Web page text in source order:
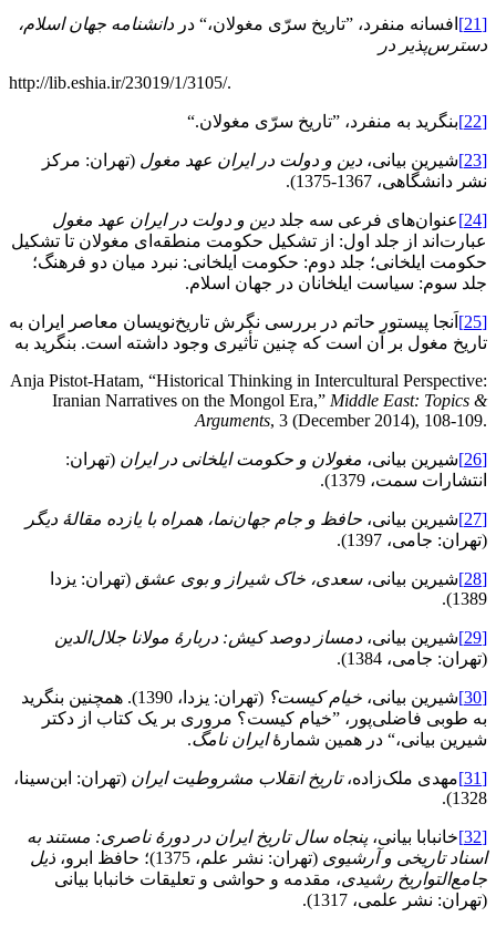
[21] افسانه منفرد، ”تاریخ سرّی مغولان،“ در دانشنامه جهان اسلام،
دسترسپذیر در
http://lib.eshia.ir/23019/1/3105/.
[22] بنگرید به منفرد، ”تاریخ سرّی مغولان.“
[23] شیرین بیانی، دین و دولت در ایران عهد مغول (تهران: مرکز
نشر دانشگاهی، 1367-1375).
[24] عنوان‌های فرعی سه جلد دین و دولت در ایران عهد مغول
عبارت‌اند از جلد اول: از تشکیل حکومت منطقه‌ای مغولان تا تشکیل
حکومت ایلخانی؛ جلد دوم: حکومت ایلخانی: نبرد میان دو فرهنگ؛
جلد سوم: سیاست ایلخانان در جهان اسلام.
[25]
اَنجا پیستور حاتم در بررسی نگرش تاریخ‌نویسان معاصر ایران به
تاریخ مغول بر آن است که چنین تأثیری وجود داشته است. بنگرید به
Anja Pistot-Hatam, “Historical Thinking in Intercultural Perspective:
Iranian Narratives on the Mongol Era,” Middle East: Topics &
Arguments, 3 (December 2014), 108-109.
[26] شیرین بیانی، مغولان و حکومت ایلخانی در ایران (تهران:
انتشارات سمت، 1379).
[27] شیرین بیانی، حافظ و جام جهان‌نما، همراه با یازده مقالۀ دیگر
(تهران: جامی، 1397).
[28] شیرین بیانی،سعدی، خاک شیراز و بوی عشق (تهران: یزدا
1389).
[29] شیرین بیانی، دمساز دوصد کیش: دربارۀ مولانا جلال‌الدین
(تهران: جامی، 1384).
[30] شیرین بیانی، خیام کیست؟
(تهران: یزدا، 1390). همچنین بنگرید
به طوبی فاضلی‌پور، ”خیام کیست؟ مروری بر یک کتاب از دکتر
شیرین بیانی،“ در همین شمارۀایران نامگ.
[31] مهدی ملک‌زاده،تاریخ انقلاب مشروطیت ایران (تهران: ابن‌سینا،
1328).
[32] خانبابا بیانی،پنجاه سال تاریخ ایران در دورۀ ناصری: مستند به
اسناد تاریخی و آرشیوی (تهران: نشر علم، 1375)؛ حافظ ابرو،
ذیل
جامع‌التواریخ رشیدی، مقدمه و حواشی و تعلیقات خانبابا بیانی
(تهران: نشر علمی، 1317).